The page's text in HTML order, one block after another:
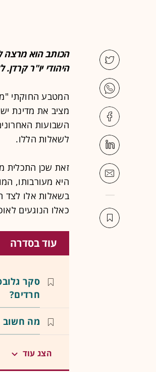
הכותב הוא מרצה
היהודי יו"ר
מציב את מדינת
השבועות
לשאלות הללו.
זאת שכן התכלית
היא מעורבותו,
בשאלות אלו לצד
כאלו הנוגעים
עוד בסדרה
סקר
חרדים?
מה חשוב
הצג עוד